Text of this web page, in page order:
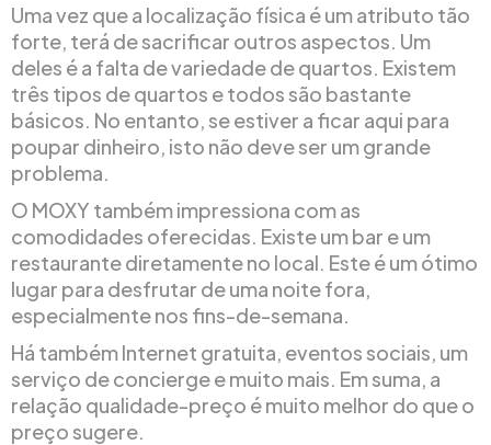
Uma vez que a localização física é um atributo tão
forte, terá de sacrificar outros aspectos. Um
deles é a falta de variedade de quartos. Existem
três tipos de quartos e todos são bastante
básicos. No entanto, se estiver a ficar aqui para
poupar dinheiro, isto não deve ser um grande
problema.
O MOXY também impressiona com as
comodidades oferecidas. Existe um bar e um
restaurante diretamente no local. Este é um ótimo
lugar para desfrutar de uma noite fora,
especialmente nos fins-de-semana.
Há também Internet gratuita, eventos sociais, um
serviço de concierge e muito mais. Em suma, a
relação qualidade-preço é muito melhor do que o
preço sugere.